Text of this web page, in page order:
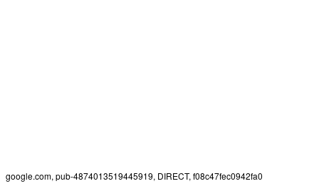
google.com, pub-4874013519445919, DIRECT, f08c47fec0942fa0